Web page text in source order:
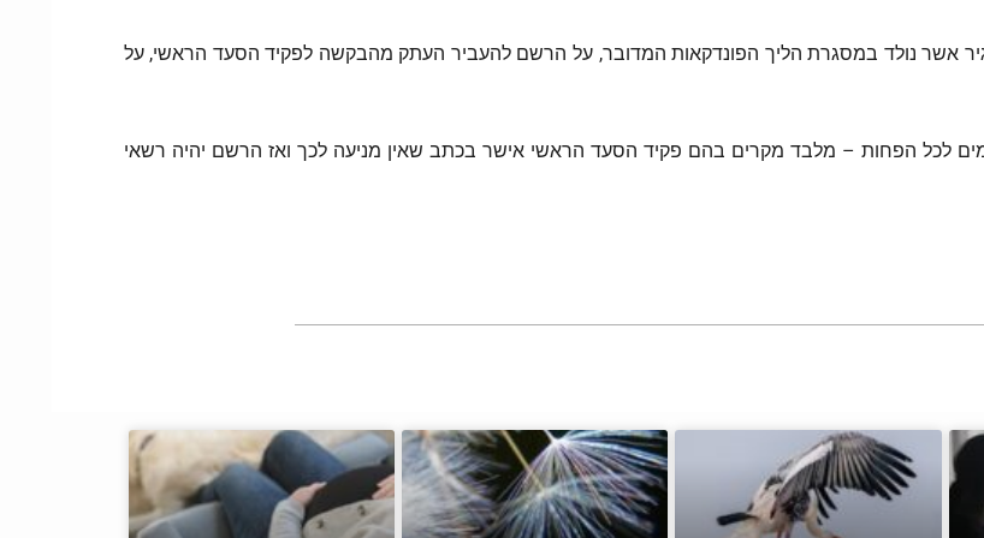
אשר נולד במסגרת הליך הפונדקאות המדובר, על הרשם להעביר העתק מהבקשה לפקיד הסעד הראשי, על
ההמתנה מהגשת הבקשה ועד למועד העיון בפנקס יהיה 45 ימים לכל הפחות – מלבד מקרים בהם פקיד הסעד הראשי אישר בכתב שאין מניעה לכך ואז הרשם יהיה רשאי